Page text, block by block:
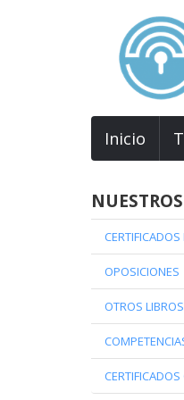
Inicio
OPOSICIONES
OTROS LIBROS